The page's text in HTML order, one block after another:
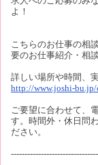
よ！
こちらのお仕事の相
要のお仕事紹介・相
詳しい場所や時間、
http://www.joshi-bu.jp/
ご要望に合わせて、
す。時間外・休日問
ださい。